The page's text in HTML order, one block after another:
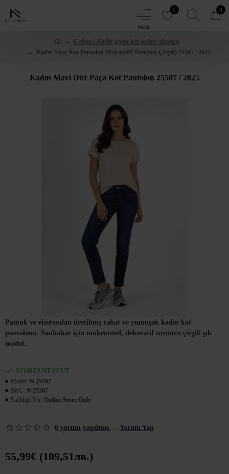
0 0
E-shop / Kadın giyim için online alışveriş
Kadın Streç Kot Pantolon (Dekoratif Turuncu Çizgili) 25507 / 2025
Kadın Mavi Düz Paça Kot Pantolon 25507 / 2025
Pamuk ve elastandan üretilmiş rahat ve yumuşak kadın kot
pantolonu. Sonbahar için mükemmel, dekoratif turuncu çizgili şık
model.
STOKTA MEVCUT
Model: N 25507
SKU: N 25507
Satıldığı Yer: Online Store Only
0 yorum yapılmış. - Yorum Yap
55,99€ (109,51лв.)